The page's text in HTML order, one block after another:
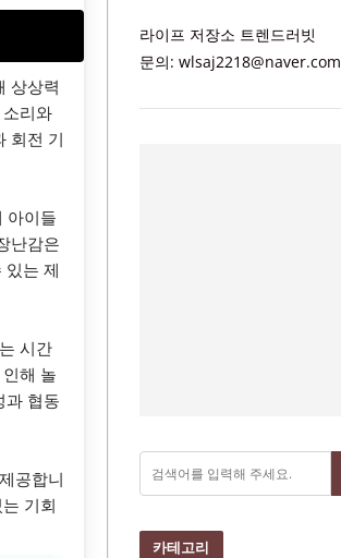
상상력
리와
회전 기
아이들
난감은
는 제
시간
해 놀
과 협동
공합니
기회
라이프 저장소 트렌드러빗
문의: wlsaj2218@naver.com
카테고리